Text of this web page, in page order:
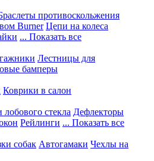
противоскольжения
Burner Цепи на колеса
... Показать все
Лестницы для
бамперы
Коврики в салон
лобового стекла Дефлекторы
Рейлинги ... Показать все
собак Автогамаки Чехлы на